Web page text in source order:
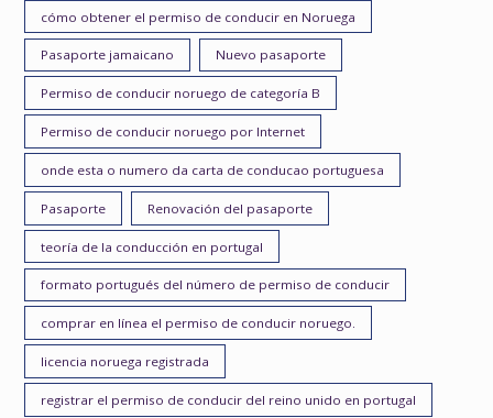
cómo obtener el permiso de conducir en Noruega
Pasaporte jamaicano Nuevo pasaporte
Permiso de conducir noruego de categoría B
Permiso de conducir noruego por Internet
onde esta o numero da carta de conducao portuguesa
Pasaporte Renovación del pasaporte
teoría de la conducción en portugal
formato portugués del número de permiso de conducir
comprar en línea el permiso de conducir noruego.
licencia noruega registrada
registrar el permiso de conducir del reino unido en portugal